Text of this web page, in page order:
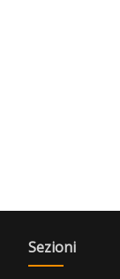
Sezioni